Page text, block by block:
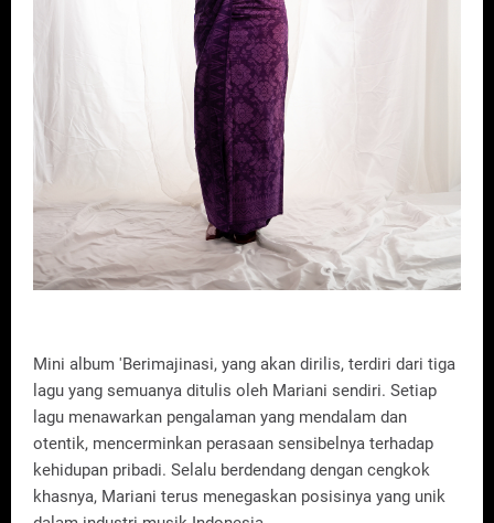
Mini album 'Berimajinasi, yang akan dirilis, terdiri dari tiga
lagu yang semuanya ditulis oleh Mariani sendiri. Setiap
lagu menawarkan pengalaman yang mendalam dan
otentik, mencerminkan perasaan sensibelnya terhadap
kehidupan pribadi. Selalu berdendang dengan cengkok
khasnya, Mariani terus menegaskan posisinya yang unik